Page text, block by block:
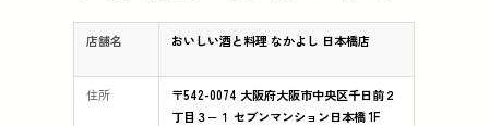
店舗名 おいしい酒と料理 なかよし 日本橋店
住所
〒542-0074 大阪府大阪市中央区千日前２
丁目３−１ セブンマンション日本橋 1F